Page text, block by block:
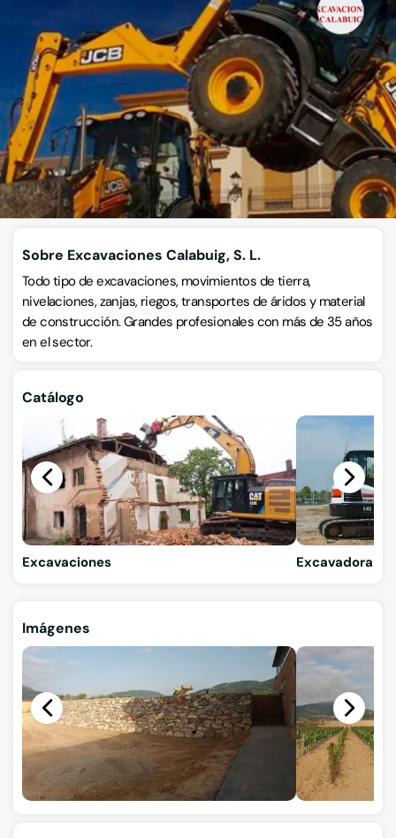
Excavaciones Calabuig, S. L.
Excavaciones
Calle San Luis 40, 46635, Valencia, Fontanares Dels Alforins,
Valencia
VISITAR WEB CÓMO LLEGAR ESCRÍBENOS
Llamar ahora
Sobre Excavaciones Calabuig, S. L.
Todo tipo de excavaciones, movimientos de tierra,
nivelaciones, zanjas, riegos, transportes de áridos y material
de construcción. Grandes profesionales con más de 35 años
en el sector.
Catálogo
Excavaciones Excavadora
Imágenes